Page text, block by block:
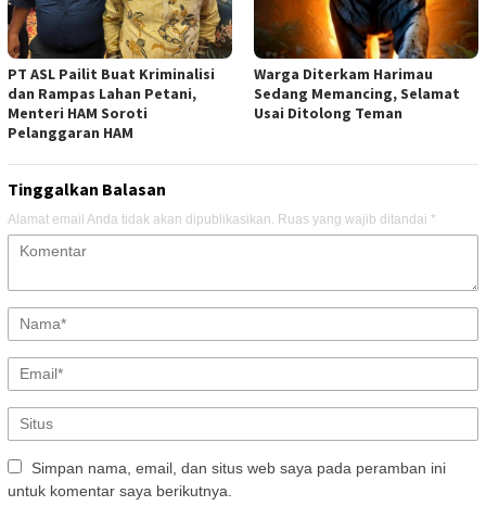
PT ASL Pailit Buat Kriminalisi
dan Rampas Lahan Petani,
Menteri HAM Soroti
Pelanggaran HAM
Warga Diterkam Harimau
Sedang Memancing, Selamat
Usai Ditolong Teman
Tinggalkan Balasan
Alamat email Anda tidak akan dipublikasikan. Ruas yang wajib ditandai *
Simpan nama, email, dan situs web saya pada peramban ini
untuk komentar saya berikutnya.